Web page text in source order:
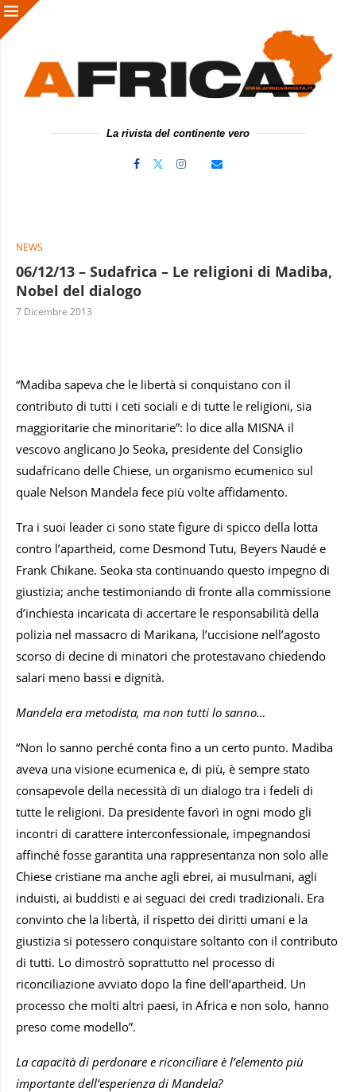
La rivista del continente vero
NEWS
06/12/13 – Sudafrica – Le religioni di Madiba,
Nobel del dialogo
7 Dicembre 2013
“Madiba sapeva che le libertà si conquistano con il
contributo di tutti i ceti sociali e di tutte le religioni, sia
maggioritarie che minoritarie”: lo dice alla MISNA il
vescovo anglicano Jo Seoka, presidente del Consiglio
sudafricano delle Chiese, un organismo ecumenico sul
quale Nelson Mandela fece più volte affidamento.
Tra i suoi leader ci sono state figure di spicco della lotta
contro l’apartheid, come Desmond Tutu, Beyers Naudé e
Frank Chikane. Seoka sta continuando questo impegno di
giustizia; anche testimoniando di fronte alla commissione
d’inchiesta incaricata di accertare le responsabilità della
polizia nel massacro di Marikana, l’uccisione nell’agosto
scorso di decine di minatori che protestavano chiedendo
salari meno bassi e dignità.
Mandela era metodista, ma non tutti lo sanno…
“Non lo sanno perché conta fino a un certo punto. Madiba
aveva una visione ecumenica e, di più, è sempre stato
consapevole della necessità di un dialogo tra i fedeli di
tutte le religioni. Da presidente favorì in ogni modo gli
incontri di carattere interconfessionale, impegnandosi
affinché fosse garantita una rappresentanza non solo alle
Chiese cristiane ma anche agli ebrei, ai musulmani, agli
induisti, ai buddisti e ai seguaci dei credi tradizionali. Era
convinto che la libertà, il rispetto dei diritti umani e la
giustizia si potessero conquistare soltanto con il contributo
di tutti. Lo dimostrò soprattutto nel processo di
riconciliazione avviato dopo la fine dell’apartheid. Un
processo che molti altri paesi, in Africa e non solo, hanno
preso come modello”.
La capacità di perdonare e riconciliare è l’elemento più
importante dell’esperienza di Mandela?